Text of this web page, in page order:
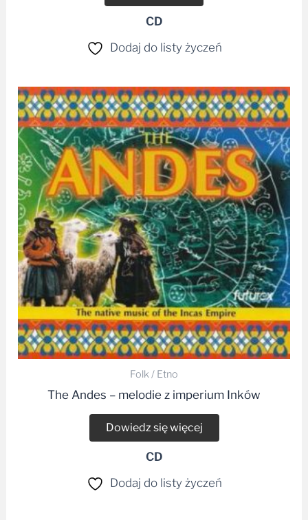
CD
Dodaj do listy życzeń
Folk / Etno
The Andes – melodie z imperium Inków
Dowiedz się więcej
CD
Dodaj do listy życzeń